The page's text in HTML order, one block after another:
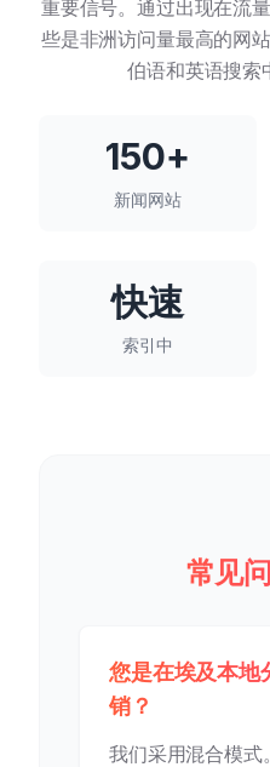
重要信号。通过出现在流
些是非洲访问量最高的网
伯语和英语搜索
150+
新闻网站
快速
索引中
常见
您是在埃及本地
销？
我们采用混合模式